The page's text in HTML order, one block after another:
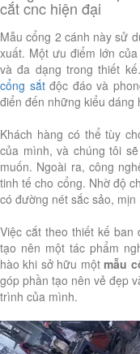
cắt cnc hiện đại
Mẫu cổng 2 cánh này sử
xuất. Một ưu điểm lớn
và đa dạng trong thiết
cổng sắtđộc đáo và
điển đến những kiểu dáng
Khách hàng có thể tùy
của mình, và chúng tôi
muốn. Ngoài ra, công
tinh tế cho cổng. Nhờ độ
có đường nét sắc sảo,
Việc cắt theo thiết kế ban
tạo nên một tác phẩm
hào khi sở hữu một mẫu
góp phần tạo nên vẻ đẹp
trình của mình.